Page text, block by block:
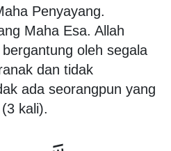
Penyayang.
Maha Esa. Allah
oleh segala
dan tidak
ada seorangpun yang
kali).